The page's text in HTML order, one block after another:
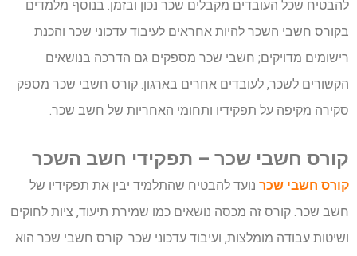
להבטיח שכל העובדים מקבלים שכר נכון ובזמן. בנוסף מלמדים
בקורס חשבי השכר להיות אחראים לעיבוד עדכוני שכר והכנת
רישומים מדויקים; חשבי שכר מספקים גם הדרכה בנושאים
הקשורים לשכר, לעובדים אחרים בארגון. קורס חשבי שכר מספק
סקירה מקיפה על תפקידיו ותחומי האחריות של חשב שכר.
קורס חשבי שכר – תפקידי חשב השכר
קורס חשבי שכר נועד להבטיח שהתלמיד יבין את תפקידיו של
חשב שכר. קורס זה מכסה נושאים כמו שמירת תיעוד, ציות לחוקים
ושיטות עבודה מומלצות, ועיבוד עדכוני שכר. קורס חשבי שכר הוא